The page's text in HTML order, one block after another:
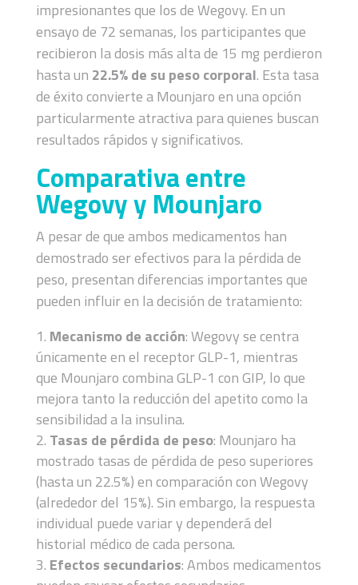
impresionantes que los de Wegovy. En un
ensayo de 72 semanas, los participantes que
recibieron la dosis más alta de 15 mg perdieron
hasta un 22.5% de su peso corporal​. Esta tasa
de éxito convierte a Mounjaro en una opción
particularmente atractiva para quienes buscan
resultados rápidos y significativos.
Comparativa entre
Wegovy y Mounjaro
A pesar de que ambos medicamentos han
demostrado ser efectivos para la pérdida de
peso, presentan diferencias importantes que
pueden influir en la decisión de tratamiento:
Mecanismo de acción: Wegovy se centra
únicamente en el receptor GLP-1, mientras
que Mounjaro combina GLP-1 con GIP, lo que
mejora tanto la reducción del apetito como la
sensibilidad a la insulina.
Tasas de pérdida de peso: Mounjaro ha
mostrado tasas de pérdida de peso superiores
(hasta un 22.5%) en comparación con Wegovy
(alrededor del 15%). Sin embargo, la respuesta
individual puede variar y dependerá del
historial médico de cada persona.
Efectos secundarios: Ambos medicamentos